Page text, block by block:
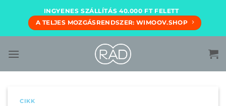
content
INGYENES SZÁLLÍTÁS 40.000 FT FELETT
A TELJES MOZGÁSRENDSZER: WIMOOV.SHOP
CIKK